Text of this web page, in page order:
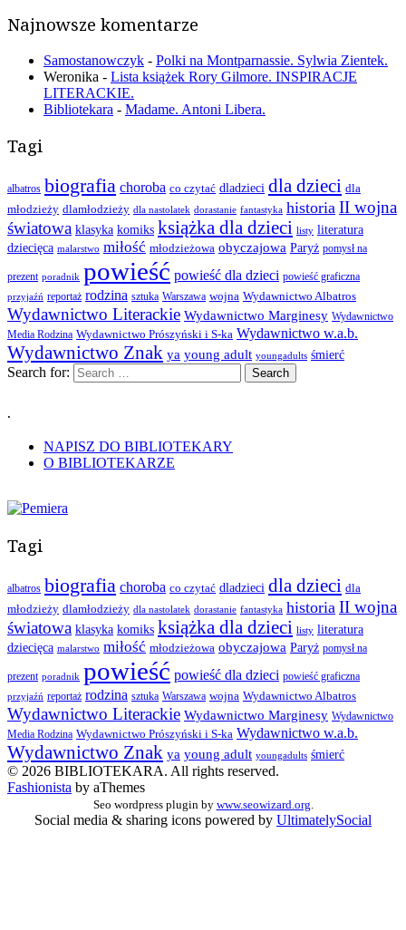
Najnowsze komentarze
Samostanowczyk - Polki na Montparnassie. Sylwia Zientek.
Weronika - Lista książek Rory Gilmore. INSPIRACJE
LITERACKIE.
Bibliotekara - Madame. Antoni Libera.
Tagi
albatros biografia choroba co czytać dladzieci dla dzieci dla
młodzieży dlamłodzieży dla nastolatek dorastanie fantastyka historia II wojna
światowa klasyka komiks książka dla dzieci listy literatura
dziecięca malarstwo miłość młodzieżowa obyczajowa Paryż pomysł na
prezent poradnik powieść powieść dla dzieci powieść graficzna
przyjaźń reportaż rodzina sztuka Warszawa wojna Wydawnictwo Albatros
Wydawnictwo Literackie Wydawnictwo Marginesy Wydawnictwo
Media Rodzina Wydawnictwo Prószyński i S-ka Wydawnictwo w.a.b.
Wydawnictwo Znak ya young adult youngadults śmierć
Search for:
.
NAPISZ DO BIBLIOTEKARY
O BIBLIOTEKARZE
Tagi
albatros biografia choroba co czytać dladzieci dla dzieci dla
młodzieży dlamłodzieży dla nastolatek dorastanie fantastyka historia II wojna
światowa klasyka komiks książka dla dzieci listy literatura
dziecięca malarstwo miłość młodzieżowa obyczajowa Paryż pomysł na
prezent poradnik powieść powieść dla dzieci powieść graficzna
przyjaźń reportaż rodzina sztuka Warszawa wojna Wydawnictwo Albatros
Wydawnictwo Literackie Wydawnictwo Marginesy Wydawnictwo
Media Rodzina Wydawnictwo Prószyński i S-ka Wydawnictwo w.a.b.
Wydawnictwo Znak ya young adult youngadults śmierć
© 2026 BIBLIOTEKARA. All rights reserved.
Fashionista by aThemes
Seo wordpress plugin by www.seowizard.org
Social media & sharing icons powered by UltimatelySocial